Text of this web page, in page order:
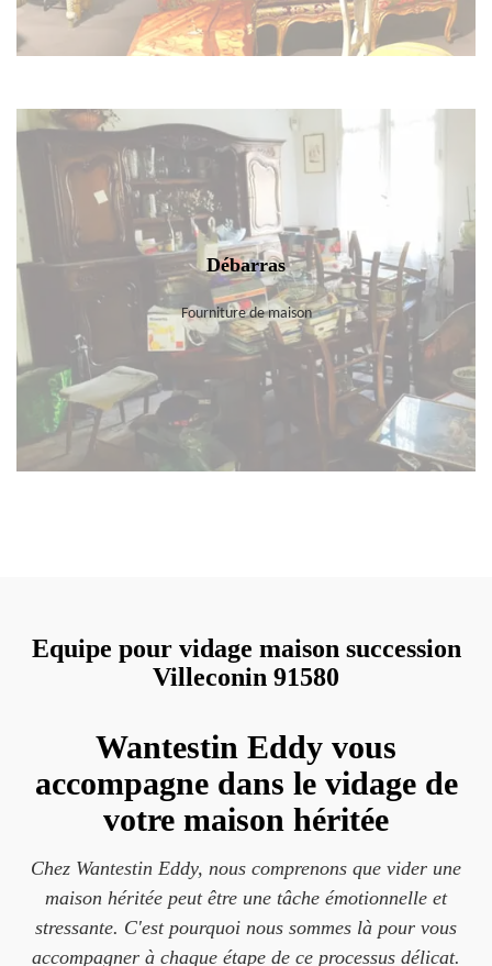
Débarras
Fourniture de maison
Equipe pour vidage maison succession
Villeconin 91580
Wantestin Eddy vous
accompagne dans le vidage de
votre maison héritée
Chez Wantestin Eddy, nous comprenons que vider une
maison héritée peut être une tâche émotionnelle et
stressante. C'est pourquoi nous sommes là pour vous
accompagner à chaque étape de ce processus délicat.